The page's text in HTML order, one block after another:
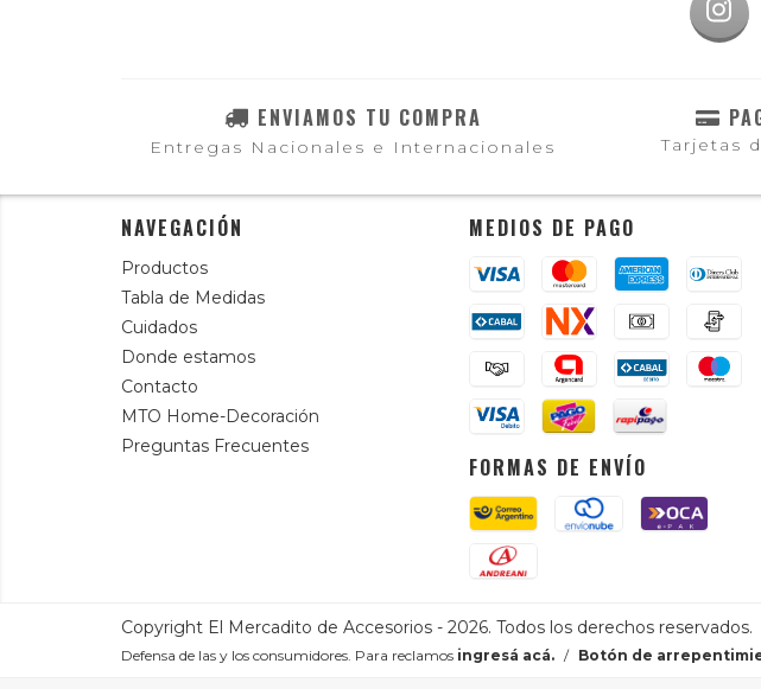
ENVIAMOS TU COMPRA
Entregas Nacionales e Internacionales Tarjetas
NAVEGACIÓN
Productos
Tabla de Medidas
Cuidados
Donde estamos
Contacto
MTO Home-Decoración
Preguntas Frecuentes
MEDIOS DE PAGO
FORMAS DE ENVÍO
Copyright El Mercadito de Accesorios - 2026. Todos los derechos reservados.
Defensa de las y los consumidores. Para reclamos ingresá acá. / Botón de